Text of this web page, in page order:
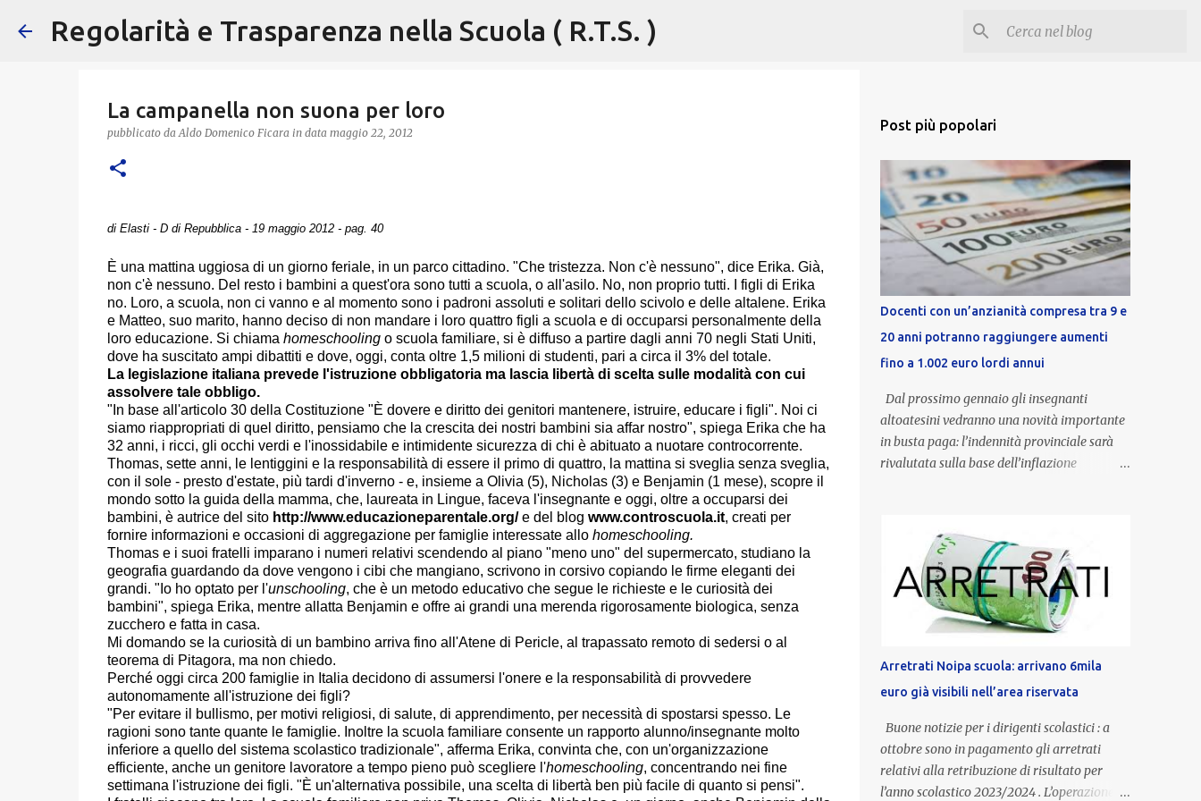
Passa ai contenuti principali
Regolarità e Trasparenza nella Scuola ( R.T.S. )
La campanella non suona per loro
pubblicato daAldo Domenico Ficara in data maggio 22, 2012
di Elasti - D di Repubblica - 19 maggio 2012 - pag. 40
È una mattina uggiosa di un giorno feriale, in un parco cittadino. "Che tristezza. Non c'è nessuno", dice Erika. Già,
non c'è nessuno. Del resto i bambini a quest'ora sono tutti a scuola, o all'asilo. No, non proprio tutti. I figli di Erika
no. Loro, a scuola, non ci vanno e al momento sono i padroni assoluti e solitari dello scivolo e delle altalene. Erika
e Matteo, suo marito, hanno deciso di non mandare i loro quattro figli a scuola e di occuparsi personalmente della
loro educazione. Si chiama homeschoolingo scuola familiare, si è diffuso a partire dagli anni 70 negli Stati Uniti,
dove ha suscitato ampi dibattiti e dove, oggi, conta oltre 1,5 milioni di studenti, pari a circa il 3% del totale.
La legislazione italiana prevede l'istruzione obbligatoria ma lascia libertà di scelta sulle modalità con cui
assolvere tale obbligo.
"In base all'articolo 30 della Costituzione "È dovere e diritto dei genitori mantenere, istruire, educare i figli". Noi ci
siamo riappropriati di quel diritto, pensiamo che la crescita dei nostri bambini sia affar nostro", spiega Erika che ha
32 anni, i ricci, gli occhi verdi e l'inossidabile e intimidente sicurezza di chi è abituato a nuotare controcorrente.
Thomas, sette anni, le lentiggini e la responsabilità di essere il primo di quattro, la mattina si sveglia senza sveglia,
con il sole - presto d'estate, più tardi d'inverno - e, insieme a Olivia (5), Nicholas (3) e Benjamin (1 mese), scopre il
mondo sotto la guida della mamma, che, laureata in Lingue, faceva l'insegnante e oggi, oltre a occuparsi dei
bambini, è autrice del sito http://www.educazioneparentale.org/e del blog www.controscuola.it, creati per
fornire informazioni e occasioni di aggregazione per famiglie interessate allo homeschooling.
Thomas e i suoi fratelli imparano i numeri relativi scendendo al piano "meno uno" del supermercato, studiano la
geografia guardando da dove vengono i cibi che mangiano, scrivono in corsivo copiando le firme eleganti dei
grandi. "Io ho optato per l'unschooling, che è un metodo educativo che segue le richieste e le curiosità dei
bambini", spiega Erika, mentre allatta Benjamin e offre ai grandi una merenda rigorosamente biologica, senza
zucchero e fatta in casa.
Mi domando se la curiosità di un bambino arriva fino all'Atene di Pericle, al trapassato remoto di sedersi o al
teorema di Pitagora, ma non chiedo.
Perché oggi circa 200 famiglie in Italia decidono di assumersi l'onere e la responsabilità di provvedere
autonomamente all'istruzione dei figli?
"Per evitare il bullismo, per motivi religiosi, di salute, di apprendimento, per necessità di spostarsi spesso. Le
ragioni sono tante quante le famiglie. Inoltre la scuola familiare consente un rapporto alunno/insegnante molto
inferiore a quello del sistema scolastico tradizionale", afferma Erika, convinta che, con un'organizzazione
efficiente, anche un genitore lavoratore a tempo pieno può scegliere l'homeschooling, concentrando nei fine
settimana l'istruzione dei figli. "È un'alternativa possibile, una scelta di libertà ben più facile di quanto si pensi".
Post più popolari
Docenti con un’anzianità compresa tra 9 e
20 anni potranno raggiungere aumenti
fino a 1.002 euro lordi annui
Dal prossimo gennaio gli insegnanti
altoatesini vedranno una novità importante
in busta paga: l’indennità provinciale sarà
rivalutata sulla base dell’inflazione
un’anzianità compresa tra 9 e 20 anni
potranno raggiungere fino a 1.002 euro lordi
annui. Il nuovo contratto provinciale
introduce inoltre un congedo speciale
dedicato alle donne vittime di violenza di
genere, in linea con la normativa nazionale e
con l’obiettivo di offrire maggiore tutela e
supporto in situazioni delicate. L’indennità
provinciale per i docenti è un unicum in
Italia: si tratta di una misura esclusiva della
Provincia autonoma di Bolzano, che integra
in maniera stabile lo stipendio nazionale
Arretrati Noipa scuola: arrivano 6mila
euro già visibili nell’area riservata
Buone notizie per i dirigenti scolastici : a
ottobre sono in pagamento gli arretrati
relativi alla retribuzione di risultato per
l’anno scolastico 2023/2024 . L’operazione,